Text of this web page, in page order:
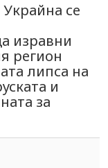
се
изравни
регион
липса на
и
за